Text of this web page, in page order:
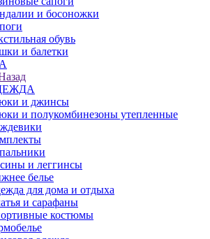
и босоножки
обувь
и балетки
и джинсы
и полукомбинезоны утепленные
и леггинсы
белье
для дома и отдыха
и сарафаны
костюмы